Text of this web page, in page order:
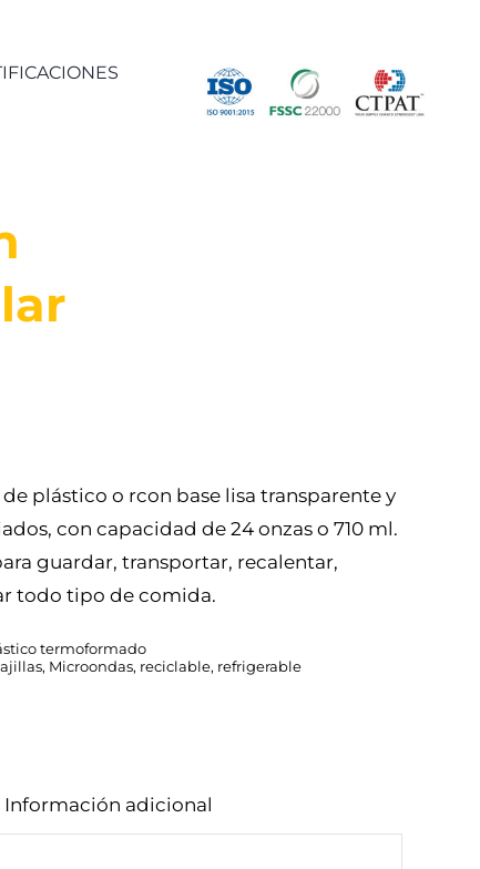
plástico o rcon base lisa transparente y
con capacidad de 24 onzas o 710 ml.
guardar, transportar, recalentar,
todo tipo de comida.
termoformado
, Microondas, reciclable, refrigerable
Información adicional